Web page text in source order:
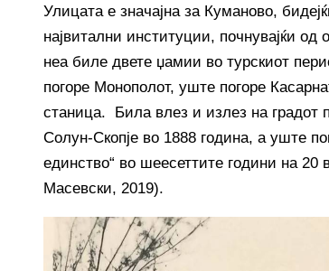
Улицата е значајна за Куманово,
највитални институции, почнувајќи
неа биле двете џамии во турскиот
погоре Монополот, уште погоре
станица. Била влез и излез на градот
Солун-Скопје во 1888 година, а уште
единство“ во шеесеттите години на
Масевски, 2019).